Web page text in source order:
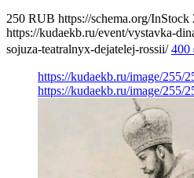
250 RUB https://schema.org/InStock
https://kudaekb.ru/event/vystavka-
sojuza-teatralnyx-dejatelej-rossii/ 400
https://kudaekb.ru/image/255/
https://kudaekb.ru/image/255/